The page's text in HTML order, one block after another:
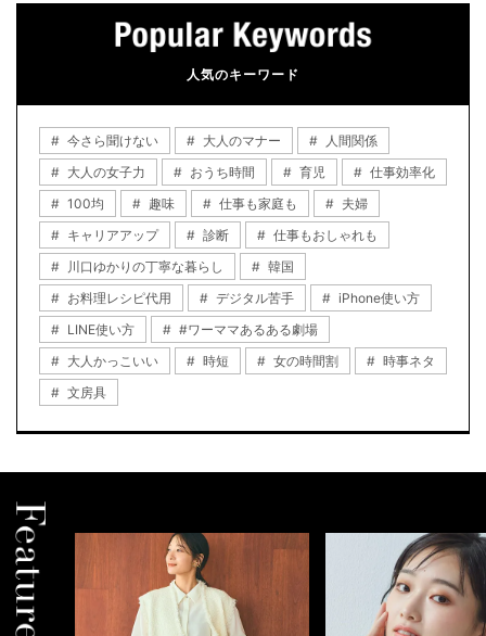
人気のキーワード
今さら聞けない 大人のマナー
人間関係
大人の女子力
おうち時間 育児
仕事効率化
100均
趣味 仕事も家庭も
夫婦
キャリアアップ
診断
仕事もおしゃれも
川口ゆかりの丁寧な暮らし
韓国
お料理レシピ代用
デジタル苦手
iPhone使い方
LINE使い方
#ワーママあるある劇場
大人かっこいい
時短 女の時間割
時事ネタ
文房具